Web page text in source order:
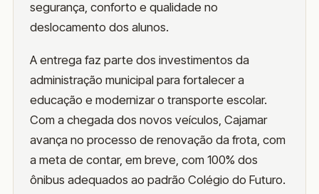
segurança, conforto e qualidade no
deslocamento dos alunos.
A entrega faz parte dos investimentos da
administração municipal para fortalecer a
educação e modernizar o transporte escolar.
Com a chegada dos novos veículos, Cajamar
avança no processo de renovação da frota, com
a meta de contar, em breve, com 100% dos
ônibus adequados ao padrão Colégio do Futuro.